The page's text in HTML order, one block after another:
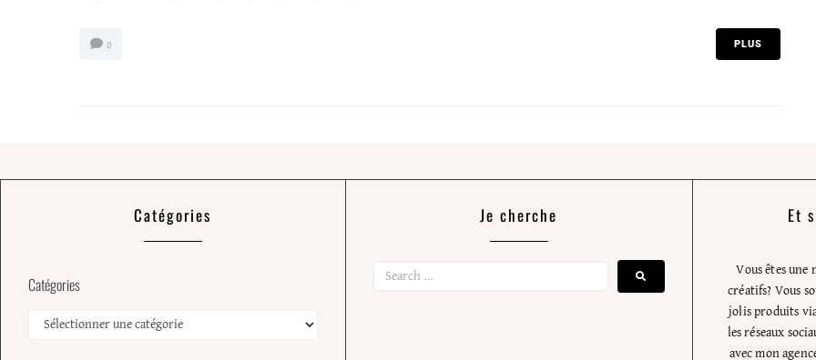
0 PLUS
Catégories
Catégories
Je cherche Et
Vous êtes une
créatifs? Vous
jolis produits
les réseaux
avec mon